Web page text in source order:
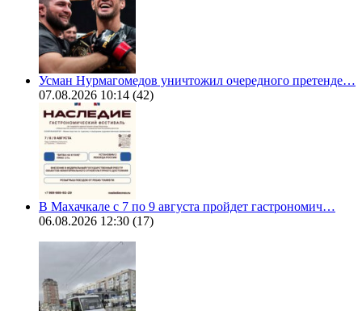
Усман Нурмагомедов уничтожил очередного претенде…
07.08.2026 10:14 (42)
В Махачкале с 7 по 9 августа пройдет гастрономич…
06.08.2026 12:30 (17)